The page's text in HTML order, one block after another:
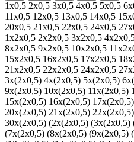
1х0,5 2х0,5 3х0,5 4х0,5 5х0,5
11х0,5 12х0,5 13х0,5 14х0,5
20х0,5 21х0,5 22х0,5 24х0,5
1х2х0,5 2х2х0,5 3х2х0,5
8х2х0,5 9х2х0,5 10х2х0,5
15х2х0,5 16х2х0,5 17х2х0,5
21х2х0,5 22х2х0,5 24х2х0,5
3х(2х0,5) 4х(2х0,5) 5х(2х0,5)
9х(2х0,5) 10х(2х0,5) 11х(2х0,5)
15х(2х0,5) 16х(2х0,5) 17х(2х0,5)
20х(2х0,5) 21х(2х0,5) 22х(2х0,5)
30х(2х0,5) (2х(2х0,5) (3х(2х0,5)
(7х(2х0,5) (8х(2х0,5) (9х(2х0,5)